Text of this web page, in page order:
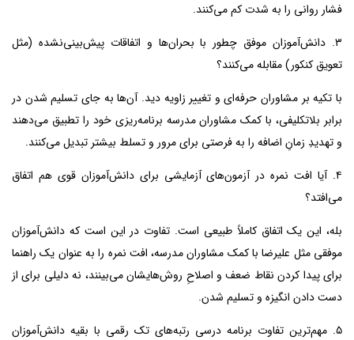
فشار روانی را به شدت کم می‌کنند.
۳. دانش‌آموزان موفق چطور با بحران‌ها و اتفاقات پیش‌بینی‌نشده (مثل
تعویق کنکور) مقابله می‌کنند؟
با تکیه بر مشاوران حرفه‌ای و تغییر زاویه دید. آن‌ها به جای تسلیم شدن در
برابر بلاتکلیفی، با کمک مشاوران مدرسه برنامه‌ریزی خود را تطبیق می‌دهند
و تهدیدِ زمانِ اضافه را به فرصتی برای مرور و تسلط بیشتر تبدیل می‌کنند.
۴. آیا افت نمره در آزمون‌های آزمایشی برای دانش‌آموزان قوی هم اتفاق
می‌افتد؟
بله، این یک اتفاق کاملاً طبیعی است. تفاوت در این است که دانش‌آموزان
موفقی مثل علیرضا با کمک مشاوران مدرسه، افت نمره را به عنوان یک راهنما
برای پیدا کردن نقاط ضعف و اصلاحِ روش‌هایشان می‌بینند، نه دلیلی برای از
دست دادن انگیزه و تسلیم شدن.
۵. مهم‌ترین تفاوت برنامه درسی رتبه‌های تک رقمی با بقیه دانش‌آموزان